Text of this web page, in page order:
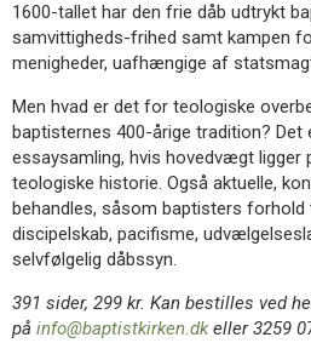
1600-tallet har den frie dåb udtrykt
samvittigheds-frihed samt kampen
menigheder, uafhængige af
Men hvad er det for teologiske
baptisternes 400-årige tradition?
essaysamling, hvis hovedvægt ligger
teologiske historie. Også aktuelle,
behandles, såsom baptisters forhold
discipelskab, pacifisme,
selvfølgelig dåbssyn.
391 sider, 299 kr. Kan bestilles ved
på info@baptistkirken.dkeller 3259